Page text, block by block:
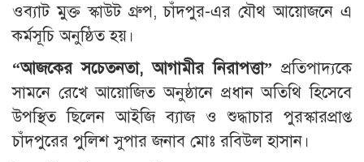
ওব্যাট মুক্ত স্কাউট গ্রুপ, চাঁদপুর-এর যৌথ আয়োজনে এ
কর্মসূচি অনুষ্ঠিত হয়।
“আজকের সচেতনতা, আগামীর নিরাপত্তা” প্রতিপাদ্যকে
সামনে রেখে আয়োজিত অনুষ্ঠানে প্রধান অতিথি হিসেবে
উপস্থিত ছিলেন আইজি ব্যাজ ও শুদ্ধাচার পুরস্কারপ্রাপ্ত
চাঁদপুরের পুলিশ সুপার জনাব মোঃ রবিউল হাসান।